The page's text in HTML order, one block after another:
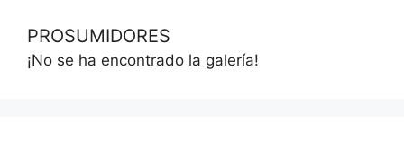
PROSUMIDORES
¡No se ha encontrado la galería!